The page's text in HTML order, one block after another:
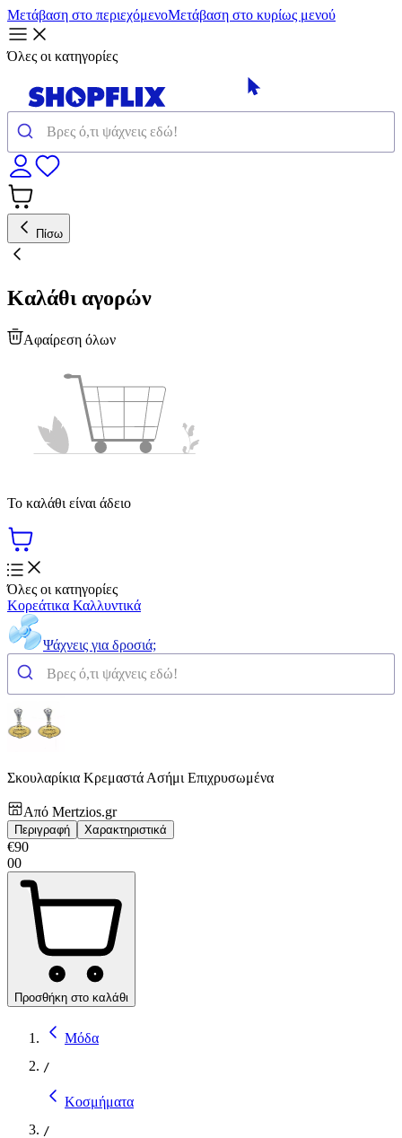
Μετάβαση στο περιεχόμενοΜετάβαση στο κυρίως μενού
Όλες οι κατηγορίες
Πίσω
Καλάθι αγορών
Αφαίρεση όλων
Το καλάθι είναι άδειο
Όλες οι κατηγορίες
Κορεάτικα Καλλυντικά
Ψάχνεις για δροσιά;
Σκουλαρίκια Κρεμαστά Ασήμι Επιχρυσωμένα
Από Mertzios.gr
Περιγραφή Χαρακτηριστικά
€90
00
Προσθήκη στο καλάθι
Μόδα
/
Κοσμήματα
/